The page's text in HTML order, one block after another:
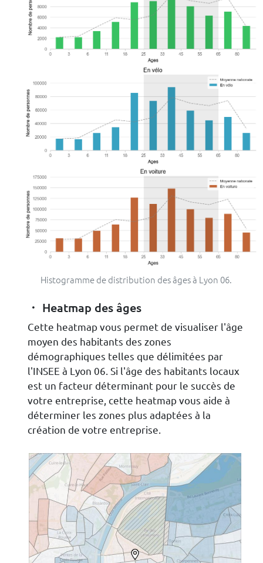
Histogramme de distribution des âges à Lyon 06.
Heatmap des âges
Cette heatmap vous permet de visualiser l'âge
moyen des habitants des zones
démographiques telles que délimitées par
l'INSEE à Lyon 06. Si l'âge des habitants locaux
est un facteur déterminant pour le succès de
votre entreprise, cette heatmap vous aide à
déterminer les zones plus adaptées à la
création de votre entreprise.